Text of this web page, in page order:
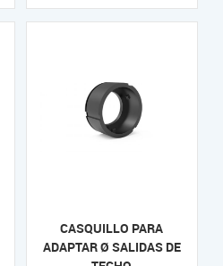
CASQUILLO PARA
ADAPTAR Ø SALIDAS DE